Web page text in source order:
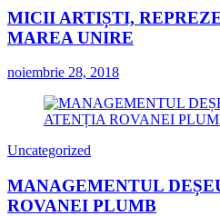
MICII ARTIȘTI,
MAREA UNIRE
noiembrie 28, 2018
Uncategorized
MANAGEMENTUL
ROVANEI PLUMB